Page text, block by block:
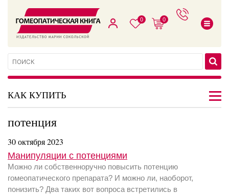
0 0
КАК КУПИТЬ
потенция
30 октября 2023
Манипуляции с потенциями
Можно ли собственноручно повысить потенцию
гомеопатического препарата? И можно ли, наоборот,
понизить? Два таких вот вопроса встретились в